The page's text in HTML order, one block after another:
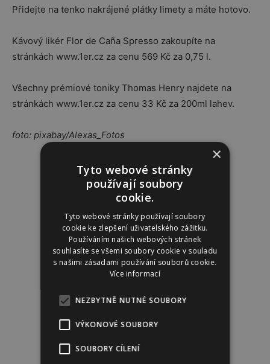
Přidejte na tenko nakrájené plátky limety a máte hotovo.
Kávový likér Flor de Caña Spresso zakoupíte na
stránkách www.1er.cz za cenu 569 Kč za 0,75 l.
Všechny prémiové toniky Thomas Henry najdete na
stránkách www.1er.cz za cenu 33 Kč za 200ml lahev.
foto: pixabay/Alexas_Fotos
Reklama
×
Tyto webové stránky
používají soubory
cookie.
Tyto webové stránky používají soubory
cookie ke zlepšení uživatelského zážitku.
Používáním našich webových stránek
souhlasíte se všemi soubory cookie v souladu
s našimi zásadami používání souborů cookie.
Více informací
NEZBYTNĚ NUTNÉ SOUBORY
VÝKONOVÉ SOUBORY
SOUBORY CÍLENÍ